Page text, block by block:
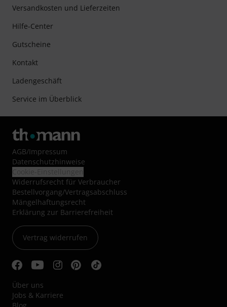
Versandkosten und Lieferzeiten
Hilfe-Center
Gutscheine
Kontakt
Ladengeschäft
Service im Überblick
AGB/Impressum
Datenschutzhinweise
Widerrufsrecht für Verbraucher
Bestellvorgang/Vertragsabschluss
Mängelhaftungsrecht
Erklärung zur Barrierefreiheit
Vertrag widerrufen
Über uns
Jobs & Karriere